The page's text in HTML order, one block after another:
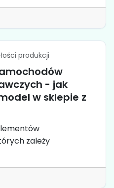
produkcji
- jak
w sklepie z
zależy